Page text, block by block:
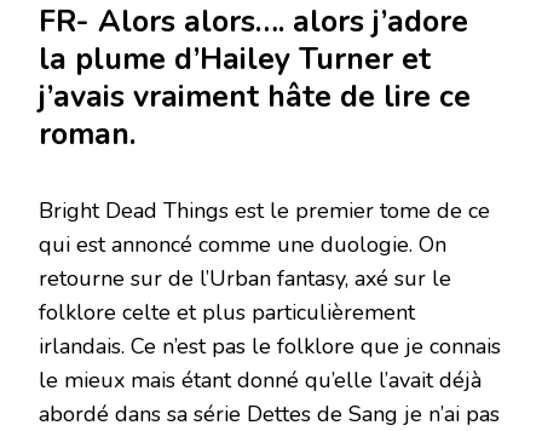
FR- Alors alors…. alors j’adore
la plume d’Hailey Turner et
j’avais vraiment hâte de lire ce
roman.
Bright Dead Things est le premier tome de ce
qui est annoncé comme une duologie. On
retourne sur de l’Urban fantasy, axé sur le
folklore celte et plus particulièrement
irlandais. Ce n’est pas le folklore que je connais
le mieux mais étant donné qu’elle l’avait déjà
abordé dans sa série Dettes de Sang je n’ai pas